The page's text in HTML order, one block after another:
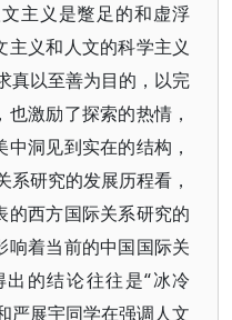
主义是蹩足的和虚浮
义和人文的科学主义
真以至善为目的，以完
激励了探索的热情，
洞见到实在的结构，
系研究的发展历程看，
的西方国际关系研究的
响着当前的中国国际关
的结论往往是“冰冷
严展宇同学在强调人文